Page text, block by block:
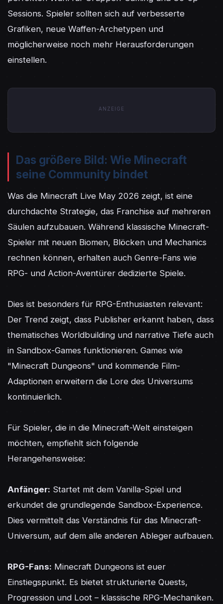
Sessions. Spieler sollten sich auf verbesserte
Grafiken, neue Waffen-Archetypen und
möglicherweise noch mehr Herausforderungen
einstellen.
ANZEIGE
Das größere Bild: Wie Minecraft
seine Community bindet
Was die Minecraft Live May 2026 zeigt, ist eine
durchdachte Strategie, das Franchise auf mehreren
Säulen aufzubauen. Während klassische Minecraft-
Spieler mit neuen Biomen, Blöcken und Mechanics
rechnen können, erhalten auch Genre-Fans wie
RPG- und Action-Aventürer dedizierte Spiele.
Dies ist besonders für RPG-Enthusiasten relevant:
Der Trend zeigt, dass Publisher erkannt haben, dass
thematisches Worldbuilding und narrative Tiefe auch
in Sandbox-Games funktionieren. Games wie
"Minecraft Dungeons" und kommende Film-
Adaptionen erweitern die Lore des Universums
kontinuierlich.
Für Spieler, die in die Minecraft-Welt einsteigen
möchten, empfiehlt sich folgende
Herangehensweise:
Anfänger: Startet mit dem Vanilla-Spiel und
erkundet die grundlegende Sandbox-Experience.
Dies vermittelt das Verständnis für das Minecraft-
Universum, auf dem alle anderen Ableger aufbauen.
RPG-Fans: Minecraft Dungeons ist euer
Einstiegspunkt. Es bietet strukturierte Quests,
Progression und Loot – klassische RPG-Mechaniken.